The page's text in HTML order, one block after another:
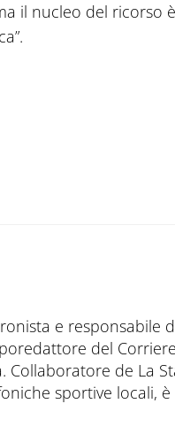
il nucleo del ricorso
e responsabile
del
de La
sportive locali,